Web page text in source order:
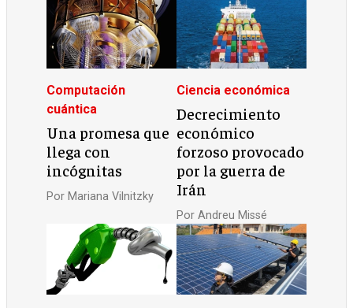
Computación
cuántica
Una promesa que
llega con
incógnitas
Por Mariana Vilnitzky
Ciencia económica
Decrecimiento
económico
forzoso provocado
por la guerra de
Irán
Por Andreu Missé